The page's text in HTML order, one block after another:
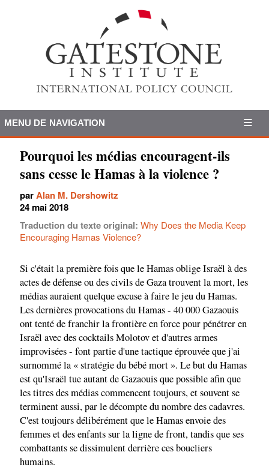
MENU DE NAVIGATION
Pourquoi les médias encouragent-ils
sans cesse le Hamas à la violence ?
parAlan M. Dershowitz
24 mai 2018
Traduction du texte original: Why Does the Media Keep
Encouraging Hamas Violence?
Si c'était la première fois que le Hamas oblige Israël à des
actes de défense ou des civils de Gaza trouvent la mort, les
médias auraient quelque excuse à faire le jeu du Hamas.
Les dernières provocations du Hamas - 40 000 Gazaouis
ont tenté de franchir la frontière en force pour pénétrer en
Israël avec des cocktails Molotov et d'autres armes
improvisées - font partie d'une tactique éprouvée que j'ai
surnommé la « stratégie du bébé mort ». Le but du Hamas
est qu'Israël tue autant de Gazaouis que possible afin que
les titres des médias commencent toujours, et souvent se
terminent aussi, par le décompte du nombre des cadavres.
C'est toujours délibérément que le Hamas envoie des
femmes et des enfants sur la ligne de front, tandis que ses
combattants se dissimulent derrière ces boucliers
humains.